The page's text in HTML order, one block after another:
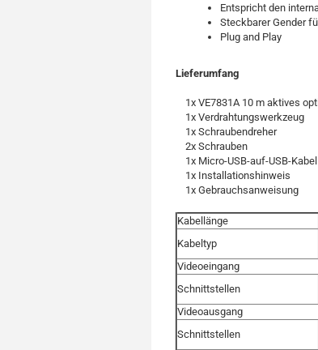
Entspricht den
Steckbarer Gender
Plug and Play
Lieferumfang
1x VE7831A 10 m aktives
1x Verdrahtungswerkzeug
1x Schraubendreher
2x Schrauben
1x Micro-USB-auf-USB-Kabel
1x Installationshinweis
1x Gebrauchsanweisung
Kabellänge
Kabeltyp
Videoeingang
Schnittstellen
Videoausgang
Schnittstellen